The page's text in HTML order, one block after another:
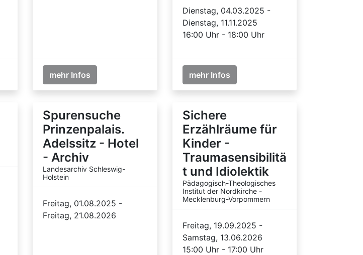
mehr Infos
Dienstag, 04.03.2025 -
Dienstag, 11.11.2025
16:00 Uhr - 18:00 Uhr
mehr Infos
Spurensuche
Prinzenpalais.
Adelssitz - Hotel
- Archiv
Landesarchiv Schleswig-
Holstein
Freitag, 01.08.2025 -
Freitag, 21.08.2026
Sichere
Erzählräume für
Kinder -
Traumasensibilitä
t und Idiolektik
Pädagogisch-Theologisches
Institut der Nordkirche -
Mecklenburg-Vorpommern
Freitag, 19.09.2025 -
Samstag, 13.06.2026
15:00 Uhr - 17:00 Uhr